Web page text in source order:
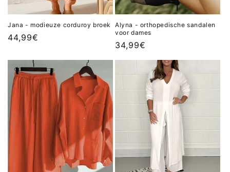
Jana - modieuze corduroy broek
Normale
44,99€
Alyna - orthopedische sandalen
voor dames
Normale
34,99€